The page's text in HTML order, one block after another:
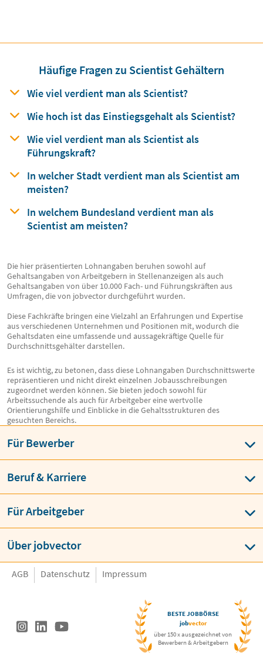
Häufige Fragen zu Scientist Gehältern
Wie viel verdient man als Scientist?
Wie hoch ist das Einstiegsgehaltals Scientist?
Wie viel verdient man als Scientist als
Führungskraft?
In welcher Stadt verdient man als Scientist am
meisten?
In welchem Bundesland verdient man als
Scientist am meisten?
Die hier präsentierten Lohnangaben beruhen sowohl auf
Gehaltsangaben von Arbeitgebern in Stellenanzeigen als auch
Gehaltsangaben von über 10.000 Fach- und Führungskräften aus
Umfragen, die von jobvector durchgeführt wurden.
Diese Fachkräfte bringen eine Vielzahl an Erfahrungen und Expertise
aus verschiedenen Unternehmen und Positionen mit, wodurch die
Gehaltsdaten eine umfassende und aussagekräftige Quelle für
Durchschnittsgehälter darstellen.
Es ist wichtig, zu betonen, dass diese Lohnangaben Durchschnittswerte
repräsentieren und nicht direkt einzelnen Jobausschreibungen
zugeordnet werden können. Sie bieten jedoch sowohl für
Arbeitssuchende als auch für Arbeitgeber eine wertvolle
Orientierungshilfe und Einblicke in die Gehaltsstrukturen des
gesuchten Bereichs.
Für Bewerber
Beruf & Karriere
Für Arbeitgeber
Über jobvector
AGB Datenschutz Impressum
BESTE JOBBÖRSE
jobvector
über 150 x ausgezeichnet von
Bewerbern & Arbeitgebern